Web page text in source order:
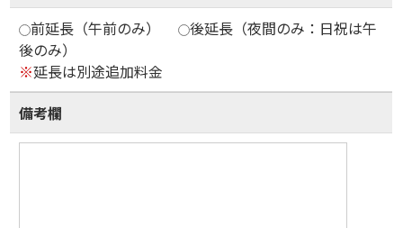
前延長（午前のみ）
後延長（夜間のみ：日祝は午
後のみ）
※延長は別途追加料金
備考欄